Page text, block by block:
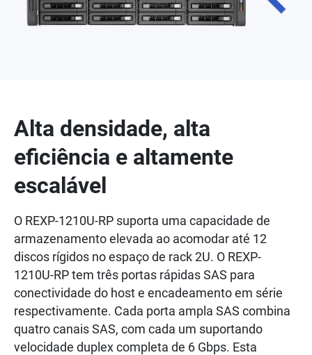
Alta densidade, alta
eficiência e altamente
escalável
O REXP-1210U-RP suporta uma capacidade de
armazenamento elevada ao acomodar até 12
discos rígidos no espaço de rack 2U. O REXP-
1210U-RP tem três portas rápidas SAS para
conectividade do host e encadeamento em série
respectivamente. Cada porta ampla SAS combina
quatro canais SAS, com cada um suportando
velocidade duplex completa de 6 Gbps. Esta